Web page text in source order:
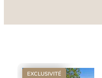
EXCLUSIVITÉ